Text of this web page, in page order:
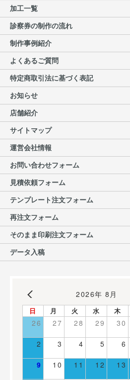
託する場合がございます
個人情報の保護が十分に
業を選定し、個人情報保
する等、必要かつ適切な
します。 なお、法令等
所・警察機関などの公的
要請があった場合につい
機関に提供することがご
当社の個人情報の取扱に
せは下記までご連絡くだ
株式会社シーガルギフト
〒220-0004 横浜市西区
横浜西口第一ビル8階
TEL:045-594-7318
Mail:お問い合わせ
加工一覧
診察券の制作の流れ
制作事例紹介
よくあるご質問
特定商取引法に基づく表記
お知らせ
店舗紹介
サイトマップ
運営会社情報
お問い合わせフォーム
見積依頼フォーム
テンプレート注文フォーム
再注文フォーム
そのまま印刷注文フォーム
データ入稿
2026年 8月
日 月 火 水 木
26 27 28 29 30
2 3 4 5 6
9 10 11 12 13